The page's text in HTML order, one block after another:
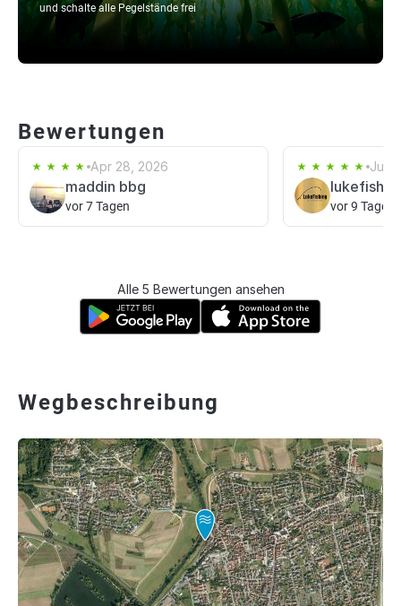
und schalte alle Pegelstände frei
Bewertungen
Apr 28, 2026
maddin bbg
vor 7 Tagen
Jun
vor 9 Tagen
Alle 5 Bewertungen ansehen
Wegbeschreibung